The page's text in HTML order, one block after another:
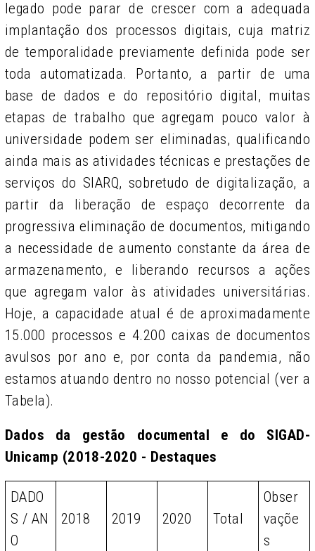
legado pode parar de crescer com a adequada
implantação dos processos digitais, cuja matriz
de temporalidade previamente definida pode ser
toda automatizada. Portanto, a partir de uma
base de dados e do repositório digital, muitas
etapas de trabalho que agregam pouco valor à
universidade podem ser eliminadas, qualificando
ainda mais as atividades técnicas e prestações de
serviços do SIARQ, sobretudo de digitalização, a
partir da liberação de espaço decorrente da
progressiva eliminação de documentos, mitigando
a necessidade de aumento constante da área de
armazenamento, e liberando recursos a ações
que agregam valor às atividades universitárias.
Hoje, a capacidade atual é de aproximadamente
15.000 processos e 4.200 caixas de documentos
avulsos por ano e, por conta da pandemia, não
estamos atuando dentro no nosso potencial (ver a
Tabela).
Dados da gestão documental e do SIGAD-
Unicamp (2018-2020 - Destaques
DADO
S / AN
O
2018 2019 2020 Total
Obser
vaçõe
s